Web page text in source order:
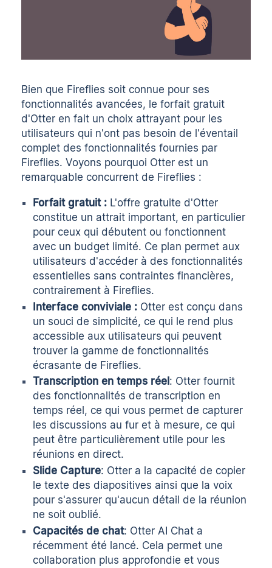
Bien que Fireflies soit connue pour ses
fonctionnalités avancées, le forfait gratuit
d'Otter en fait un choix attrayant pour les
utilisateurs qui n'ont pas besoin de l'éventail
complet des fonctionnalités fournies par
Fireflies. Voyons pourquoi Otter est un
remarquable concurrent de Fireflies :
Forfait gratuit : L'offre gratuite d'Otter
constitue un attrait important, en particulier
pour ceux qui débutent ou fonctionnent
avec un budget limité. Ce plan permet aux
utilisateurs d'accéder à des fonctionnalités
essentielles sans contraintes financières,
contrairement à Fireflies.
Interface conviviale : Otter est conçu dans
un souci de simplicité, ce qui le rend plus
accessible aux utilisateurs qui peuvent
trouver la gamme de fonctionnalités
écrasante de Fireflies.
Transcription en temps réel : Otter fournit
des fonctionnalités de transcription en
temps réel, ce qui vous permet de capturer
les discussions au fur et à mesure, ce qui
peut être particulièrement utile pour les
réunions en direct.
Slide Capture: Otter a la capacité de copier
le texte des diapositives ainsi que la voix
pour s'assurer qu'aucun détail de la réunion
ne soit oublié.
Capacités de chat: Otter AI Chat a
récemment été lancé. Cela permet une
collaboration plus approfondie et vous